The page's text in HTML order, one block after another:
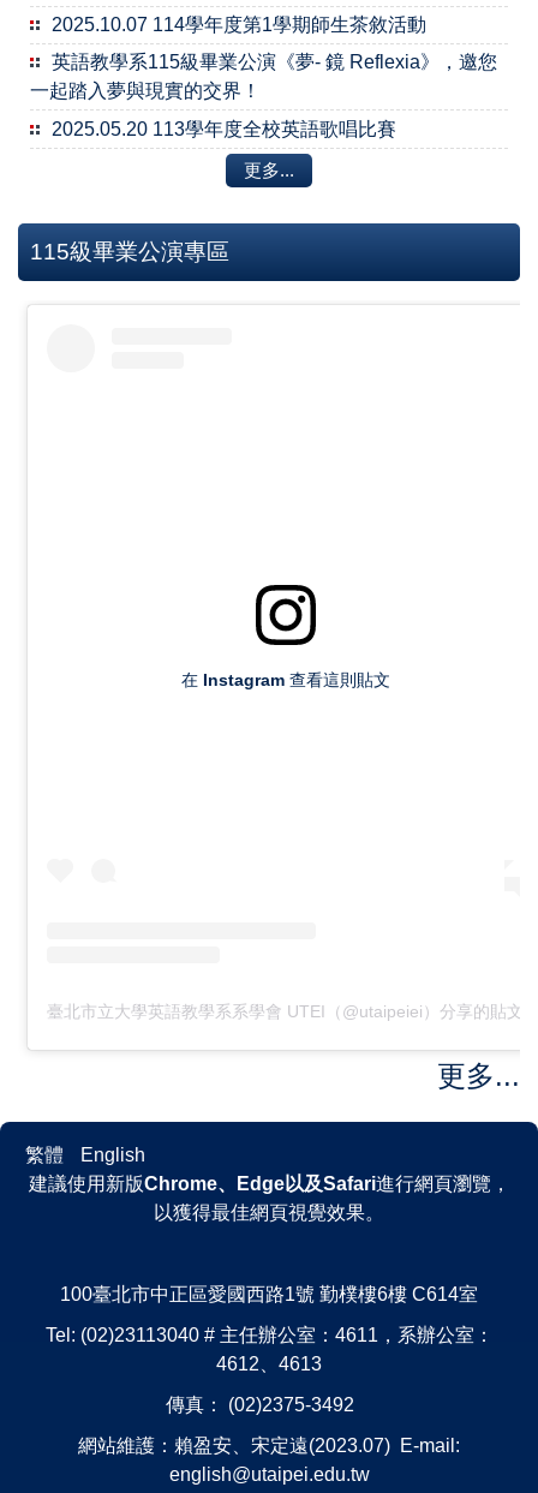
2025.10.07 114學年度第1學期師生茶敘活動
英語教學系115級畢業公演《夢- 鏡 Reflexia》，邀您
一起踏入夢與現實的交界！
2025.05.20 113學年度全校英語歌唱比賽
更多...
115級畢業公演專區
在 Instagram 查看這則貼文
臺北市立大學英語教學系系學會 UTEI（@utaipeiei）分享的貼文
更多...
繁體
English
建議使用新版Chrome、Edge以及Safari進行網頁瀏覽，
以獲得最佳網頁視覺效果。
100臺北市中正區愛國西路1號 勤樸樓6樓 C614室
Tel: (02)23113040 # 主任辦公室：4611，系辦公室：
4612、4613
傳真： (02)2375-3492
網站維護：賴盈安、宋定遠(2023.07) E-mail:
english@utaipei.edu.tw